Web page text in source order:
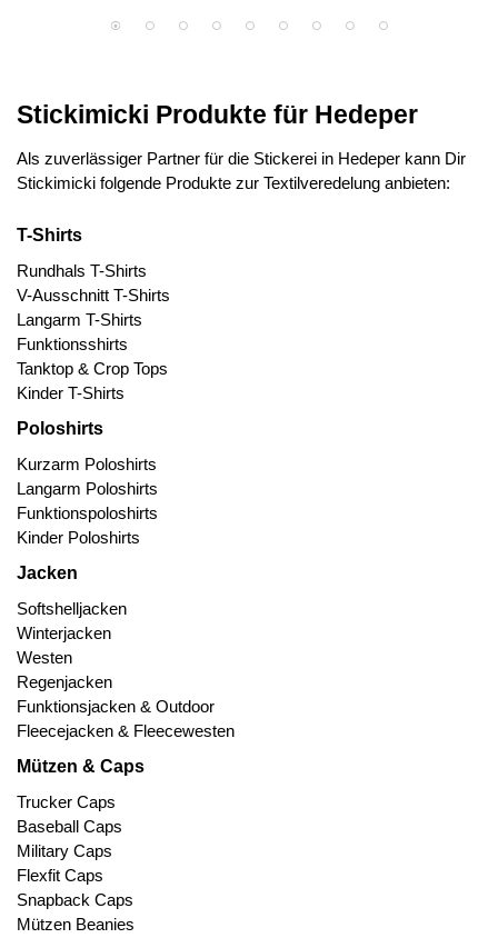
Stickimicki Produkte für Hedeper
Als zuverlässiger Partner für die Stickerei in Hedeper kann Dir
Stickimicki folgende Produkte zur Textilveredelung anbieten:
T-Shirts
Rundhals T-Shirts
V-Ausschnitt T-Shirts
Langarm T-Shirts
Funktionsshirts
Tanktop & Crop Tops
Kinder T-Shirts
Poloshirts
Kurzarm Poloshirts
Langarm Poloshirts
Funktionspoloshirts
Kinder Poloshirts
Jacken
Softshelljacken
Winterjacken
Westen
Regenjacken
Funktionsjacken & Outdoor
Fleecejacken & Fleecewesten
Mützen & Caps
Trucker Caps
Baseball Caps
Military Caps
Flexfit Caps
Snapback Caps
Mützen Beanies